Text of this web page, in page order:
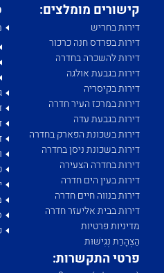
קישורים מומלצים:
דירות בחריש
דירות בפרדס חנה כרכור
דירות להשכרה בחדרה
דירות בגבעת אולגה
דירות בקיסריה
דירות במרכז העיר חדרה
דירות בגבעת עדה
דירות בשכונת הפארק בחדרה
דירות בשכונת ניסן בחדרה
דירות בחדרה הצעירה
דירות בעין הים חדרה
דירות בנווה חיים חדרה
דירות בבית אליעזר חדרה
מדיניות פרטיות
הַצְהָרַת נְגִישׁוּת
פרטי התקשרות: